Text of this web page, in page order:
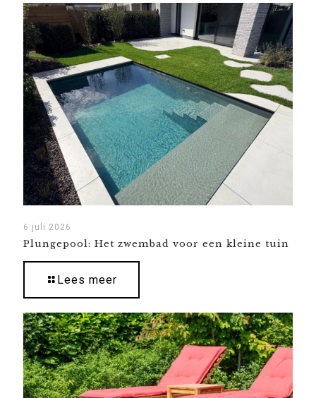
6 juli 2026
Plungepool: Het zwembad voor een kleine tuin
Lees meer